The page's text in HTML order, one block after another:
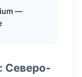
—
Северо-